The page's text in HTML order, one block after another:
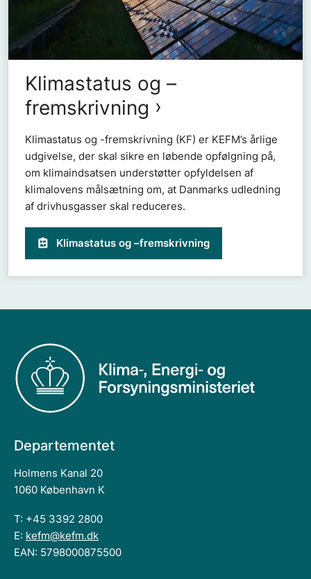
Klimastatus og –
fremskrivning
Klimastatus og -fremskrivning (KF) er KEFM’s årlige
udgivelse, der skal sikre en løbende opfølgning på,
om klimaindsatsen understøtter opfyldelsen af
klimalovens målsætning om, at Danmarks udledning
af drivhusgasser skal reduceres.
Klimastatus og –fremskrivning
Departementet
Holmens Kanal 20
1060 København K
T: +45 3392 2800
E: kefm@kefm.dk
EAN: 5798000875500